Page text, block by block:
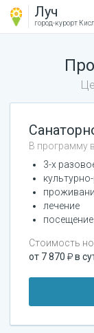
Луч
город-курорт
В программу
3-х
лечение
Стоимость
от 7 870 в